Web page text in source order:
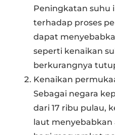
Peningkatan suhu
terhadap proses
dapat
seperti kenaikan
berkurangnya
Kenaikan
Sebagai negara
dari 17 ribu pulau,
laut menyebabkan